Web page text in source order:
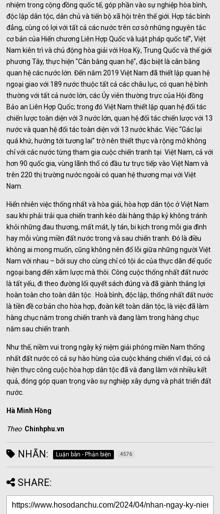
nhiệm trong cộng đồng quốc tế, góp phần vào sự nghiệp hòa bình,
độc lập dân tộc, dân chủ và tiến bộ xã hội trên thế giới. Hợp tác bình
đẳng, cùng có lợi với tất cả các nước trên cơ sở những nguyên tắc
cơ bản của Hiến chương Liên Hợp Quốc và luật pháp quốc tế”, Việt
Nam kiên trì và chủ động hòa giải với Hoa Kỳ, Trung Quốc và thế giới
phương Tây, thực hiện "Cân bằng quan hệ", đặc biệt là cân bằng
quan hệ các nước lớn. Đến năm 2019 Việt Nam đã thiết lập quan hệ
ngoại giao với 189 nước thuộc tất cả các châu lục, có quan hệ bình
thường với tất cả nước lớn, các Ủy viên thường trực của Hội đồng
Bảo an Liên Hợp Quốc; trong đó Việt Nam thiết lập quan hệ đối tác
chiến lược toàn diện với 3 nước lớn, quan hệ đối tác chiến lược với 13
nước và quan hệ đối tác toàn diện với 13 nước khác. Việc “Gác lại
quá khứ, hướng tới tương lai” trở nên thiết thực và rộng mở không
chỉ với các nước từng tham gia cuộc chiến tranh tại Việt Nam, cả với
hơn 90 quốc gia, vùng lãnh thổ có đầu tư trực tiếp vào Việt Nam và
trên 220 thị trường nước ngoài có quan hệ thương mại với Việt
Nam.
Hiển nhiên việc thống nhất và hòa giải, hòa hợp dân tộc ở Việt Nam
sau khi phải trải qua chiến tranh kéo dài hàng thập kỷ không tránh
khỏi những đau thương, mất mát, ly tán, bi kịch trong mỗi gia đình
hay mỗi vùng miền đất nước trong và sau chiến tranh. Đó là điều
không ai mong muốn, cũng không nên đổ lỗi giữa những người Việt
Nam với nhau – bởi suy cho cùng chỉ có tội ác của thực dân đế quốc
ngoại bang đến xâm lược mà thôi. Công cuộc thống nhất đất nước
là tất yếu, đi theo đường lối quyết sách đúng và đã giành thắng lợi
hoàn toàn cho toàn dân tộc . Hoà bình, độc lập, thống nhất đất nước
là tiền đề cơ bản cho hòa hợp, đoàn kết toàn dân tộc, là việc đã làm
hàng chục năm trong chiến tranh và đang làm trong hàng chục
năm sau chiến tranh.
Như thế, niềm vui trong ngày kỷ niệm giải phóng miền Nam thống
nhất đất nước có cả sự hào hùng của cuộc kháng chiến vĩ đại, có cả
hiện thực công cuộc hòa hợp dân tộc đã và đang làm với nhiều kết
quả, đóng góp quan trọng vào sự nghiệp xây dựng và phát triển đất
nước.
Hà Minh Hồng
TheoChinhphu.vn
NHÃN: Luận bàn - Phản biện 4576
SHARE: